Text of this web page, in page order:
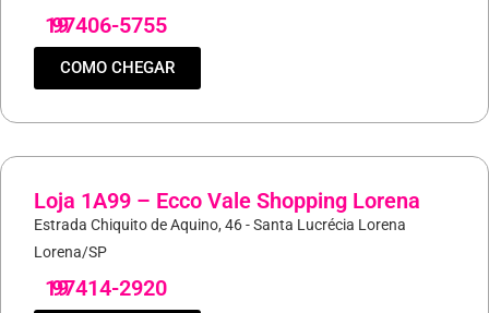
19
97406-5755
COMO CHEGAR
Loja 1A99 – Ecco Vale Shopping Lorena
Estrada Chiquito de Aquino, 46 - Santa Lucrécia Lorena
Lorena/SP
19
97414-2920